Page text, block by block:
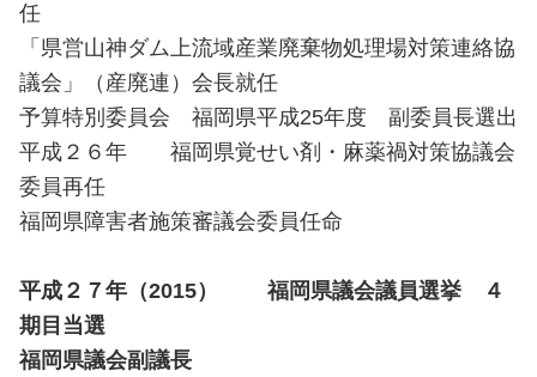
任
「県営山神ダム上流域産業廃棄物処理場対策連絡協
議会」（産廃連）会長就任
予算特別委員会 福岡県平成25年度 副委員長選出
平成２６年 福岡県覚せい剤・麻薬禍対策協議会
委員再任
福岡県障害者施策審議会委員任命
平成２７年（2015） 福岡県議会議員選挙 ４
期目当選
福岡県議会副議長